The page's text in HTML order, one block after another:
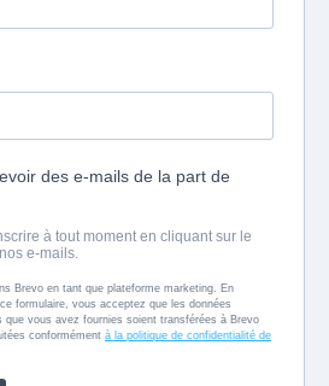
des e-mails de la part de
à tout moment en cliquant sur le
e-mails.
Brevo en tant que plateforme marketing. En
formulaire, vous acceptez que les données
que vous avez fournies soient transférées à Brevo
conformément à la politique de confidentialité de